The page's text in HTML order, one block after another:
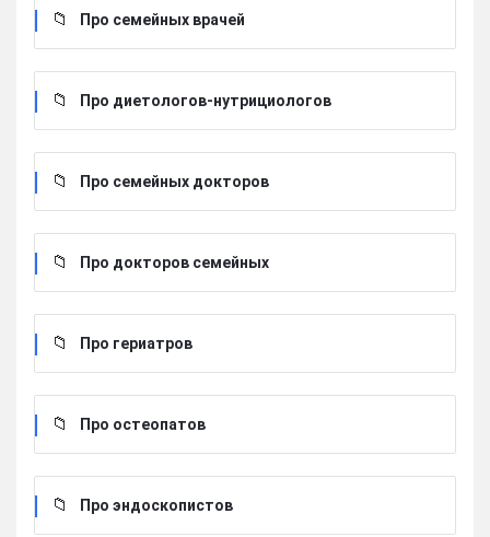
Про семейных врачей
Про диетологов-нутрициологов
Про семейных докторов
Про докторов семейных
Про гериатров
Про остеопатов
Про эндоскопистов